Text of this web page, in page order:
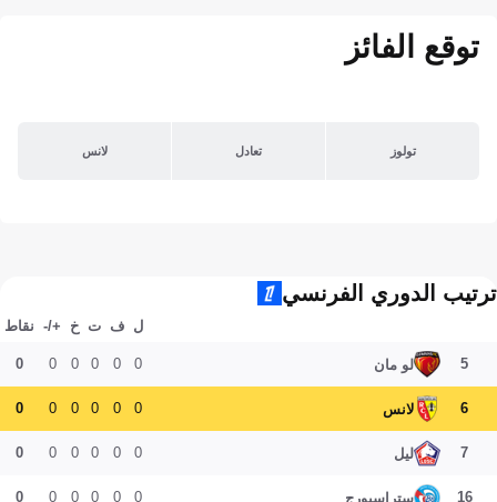
توقع الفائز
تولوز تعادل لانس
ترتيب الدوري الفرنسي
ل ف ت خ +/- نقاط
5 لو مان 0
0
0
0
0
0
6 لانس 0
0
0
0
0
0
7 ليل 0
0
0
0
0
0
16 ستراسبورج 0
0
0
0
0
0